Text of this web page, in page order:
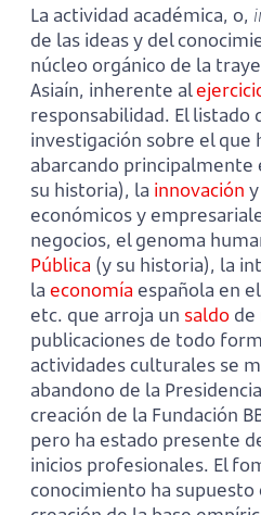
La actividad académica, o,
de las ideas y del
núcleo orgánico de la
Asiaín, inherente al
responsabilidad. El listado
investigación sobre el que
abarcando principalmente
su historia), la innovación
económicos y
negocios, el genoma
Pública (y su historia), la
la economía española en
etc. que arroja un saldo de
publicaciones de todo
actividades culturales se
abandono de la
creación de la Fundación
pero ha estado presente
inicios profesionales. El
conocimiento ha supuesto